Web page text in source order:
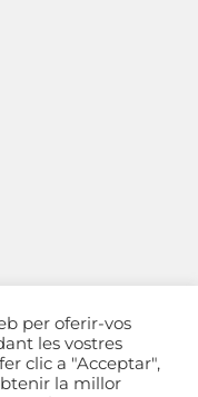
(Barcelona)
per oferir-vos
les vostres
clic a "Acceptar",
la millor